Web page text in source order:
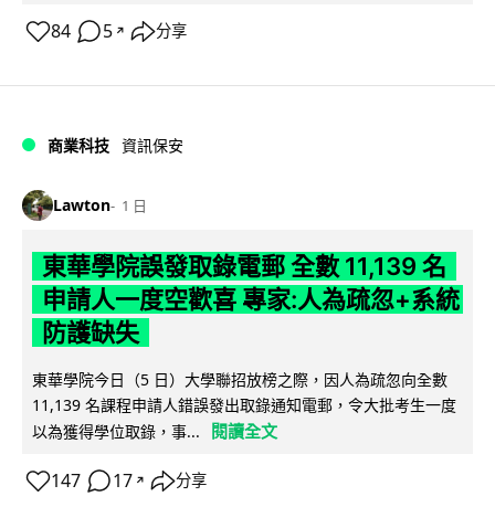
84 5 ↗ 分享
商業科技 資訊保安
Lawton 1 日
東華學院誤發取錄電郵 全數 11,139 名
申請人一度空歡喜 專家:人為疏忽+系統
防護缺失
東華學院今日（5 日）大學聯招放榜之際，因人為疏忽向全數
11,139 名課程申請人錯誤發出取錄通知電郵，令大批考生一度
以為獲得學位取錄，事...
閱讀全文
147 17 ↗ 分享